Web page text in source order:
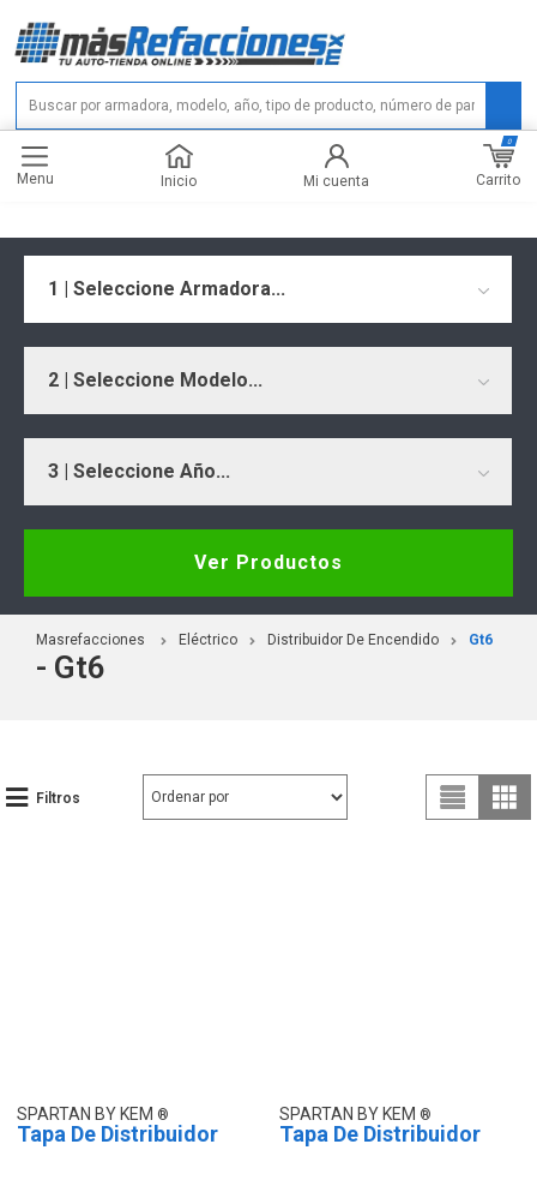
Menu Inicio Mi cuenta Carrito
0
1 | Seleccione Armadora...
2 | Seleccione Modelo...
3 | Seleccione Año...
Ver Productos
Masrefacciones Eléctrico Distribuidor De Encendido Gt6
- Gt6
Filtros
SPARTAN BY KEM
Tapa De Distribuidor
SPARTAN BY KEM
Tapa De Distribuidor